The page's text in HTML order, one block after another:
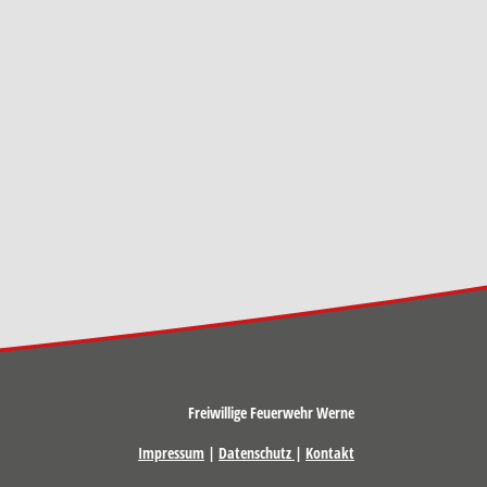
Freiwillige Feuerwehr Werne
Impressum | Datenschutz | Kontakt